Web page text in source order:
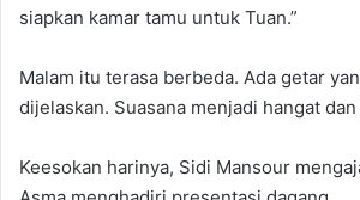
siapkan kamar tamu untuk Tuan.”
Malam itu terasa berbeda. Ada getar
dijelaskan. Suasana menjadi hangat
Keesokan harinya, Sidi Mansour